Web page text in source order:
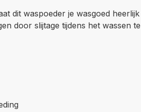
dit waspoeder je wasgoed
door slijtage tijdens het wassen